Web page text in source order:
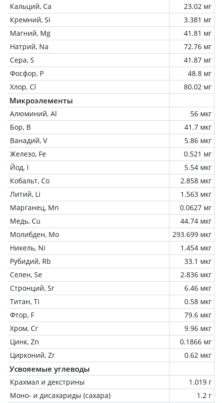
Кальций, Ca
23.02 мг
Кремний, Si
3.381 мг
Магний, Mg
41.81 мг
Натрий, Na
72.76 мг
Сера, S
41.87 мг
Фосфор, P
48.8 мг
Хлор, Cl
80.02 мг
Микроэлементы
Алюминий, Al
56 мкг
Бор, B
41.7 мкг
Ванадий, V
5.86 мкг
Железо, Fe
0.521 мг
Йод, I
5.54 мкг
Кобальт, Co
2.858 мкг
Литий, Li
1.563 мкг
Марганец, Mn
0.0627 мг
Медь, Cu
44.74 мкг
Молибден, Mo
293.699 мкг
Никель, Ni
1.454 мкг
Рубидий, Rb
33.1 мкг
Селен, Se
2.836 мкг
Стронций, Sr
6.46 мкг
Титан, Ti
0.58 мкг
Фтор, F
79.6 мкг
Хром, Cr
9.96 мкг
Цинк, Zn
0.1866 мг
Цирконий, Zr
0.62 мкг
Усвояемые углеводы
Крахмал и декстрины
1.019 г
Моно- и дисахариды (сахара)
1.2 г